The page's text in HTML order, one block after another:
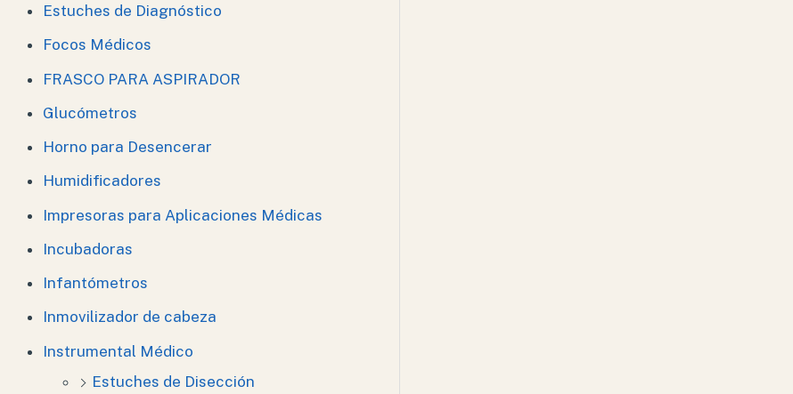
Estuches de Diagnóstico
Focos Médicos
FRASCO PARA ASPIRADOR
Glucómetros
Horno para Desencerar
Humidificadores
Impresoras para Aplicaciones Médicas
Incubadoras
Infantómetros
Inmovilizador de cabeza
Instrumental Médico
Estuches de Disección